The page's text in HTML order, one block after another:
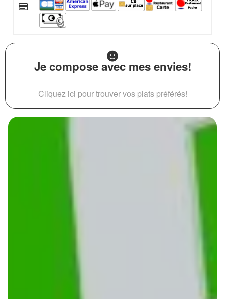
Je compose avec mes envies!
Cliquez ici pour trouver vos plats préférés!